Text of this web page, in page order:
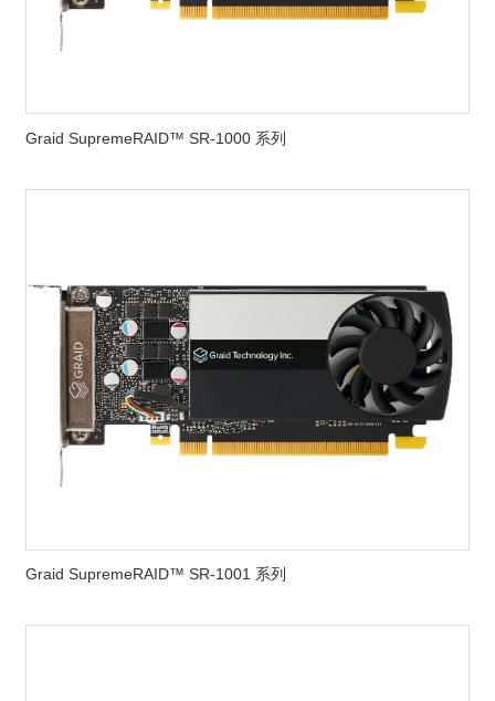
Graid SupremeRAID™ SR-1000 系列
Graid SupremeRAID™ SR-1001 系列